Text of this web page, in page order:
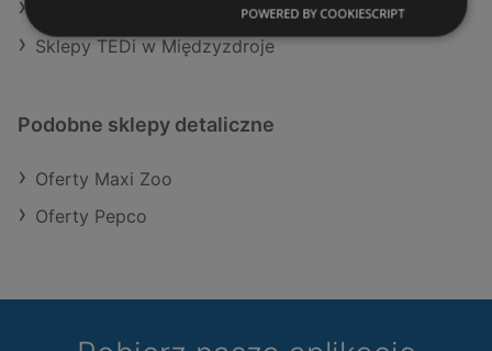
Sklepy TEDi w Międzyzdroje
Podobne sklepy detaliczne
Oferty Maxi Zoo
Oferty Pepco
POWERED BY COOKIESCRIPT